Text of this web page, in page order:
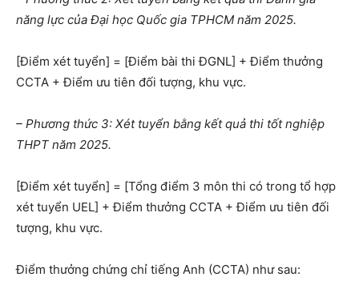
năng lực của Đại học Quốc gia TPHCM năm 2025.
[Điểm xét tuyển] = [Điểm bài thi ĐGNL] + Điểm thưởng
CCTA + Điểm ưu tiên đối tượng, khu vực.
– Phương thức 3: Xét tuyển bằng kết quả thi tốt nghiệp
THPT năm 2025.
[Điểm xét tuyển] = [Tổng điểm 3 môn thi có trong tổ hợp
xét tuyển UEL] + Điểm thưởng CCTA + Điểm ưu tiên đối
tượng, khu vực.
Điểm thưởng chứng chỉ tiếng Anh (CCTA) như sau: